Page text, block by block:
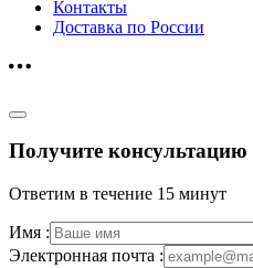
Контакты
Доставка по России
Получите консультацию
Ответим в течение 15 минут
Имя :
Электронная почта :